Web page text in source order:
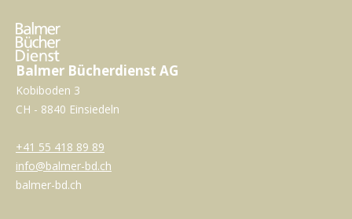
Balmer Bücherdienst AG
Kobiboden 3
CH - 8840 Einsiedeln
+41 55 418 89 89
info@balmer-bd.ch
balmer-bd.ch